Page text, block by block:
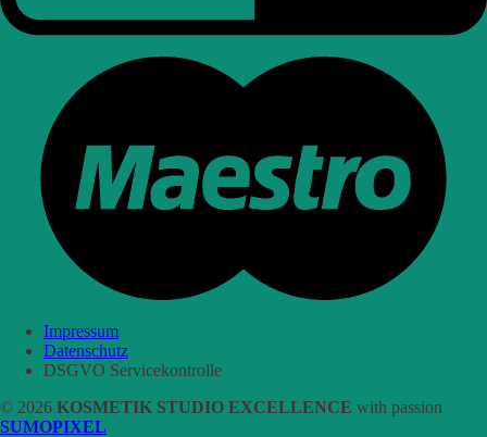
Impressum
Datenschutz
DSGVO Servicekontrolle
© 2026 KOSMETIK STUDIO EXCELLENCE with passion
SUMOPIXEL